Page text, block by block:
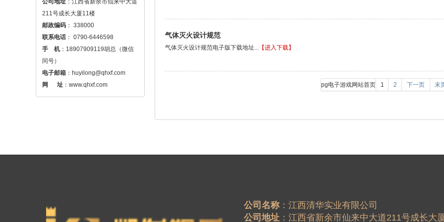
公司地址 ：江西省新余市仙来中大道
邮政编码
联系电话
手    机：18907909119胡总（微信
电子邮箱 ： huyilong@qhxf.com
网 　 址 ：www.qhxf.com
气体灭火设计规范
气体灭火设计规范电子版下载地址... 【进入下载】
pg电子游戏网站首页 1 2 下一页 末
公司名称
公司地址